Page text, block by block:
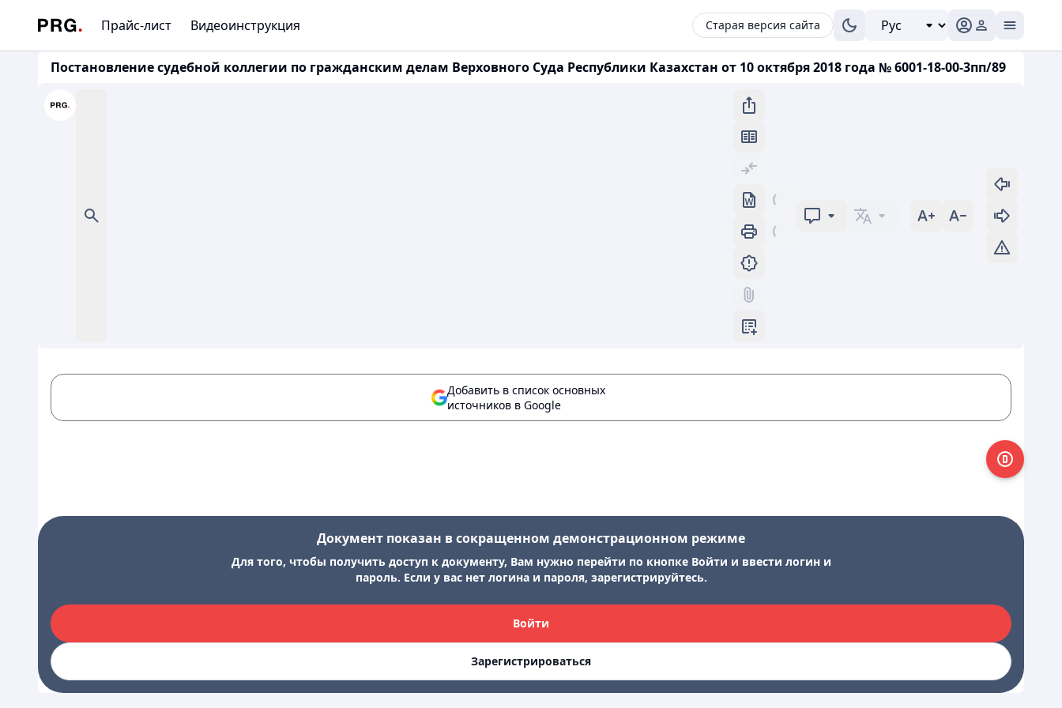
Прайс-лист Видеоинструкция Старая версия сайта
Постановление судебной коллегии по гражданским делам Верховного Суда Республики Казахстан от 10 октября 2018 года № 6001-18-00-3пп/89
Добавить в список основных
источников в Google
Документ показан в сокращенном демонстрационном режиме
Для того, чтобы получить доступ к документу, Вам нужно перейти по кнопке Войти и ввести логин и
пароль. Если у вас нет логина и пароля, зарегистрируйтесь.
Войти
Зарегистрироваться